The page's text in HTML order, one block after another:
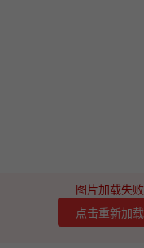
图片加载失败
点击重新加载